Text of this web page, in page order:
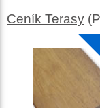
Ceník Terasy